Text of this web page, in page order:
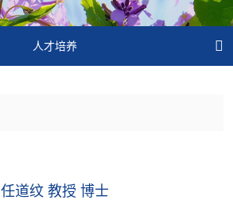
人才培养 
任道纹 教授 博士